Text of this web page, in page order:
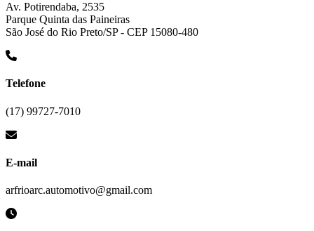
Av. Potirendaba, 2535
Parque Quinta das Paineiras
São José do Rio Preto/SP - CEP 15080-480
Telefone
(17) 99727-7010
E-mail
arfrioarc.automotivo@gmail.com